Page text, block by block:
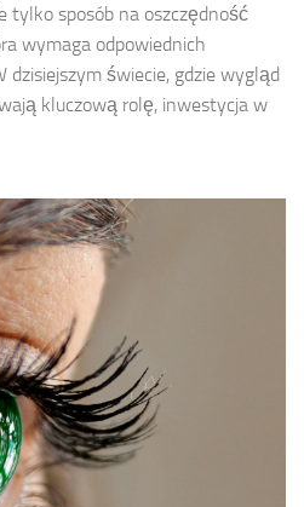
tylko sposób na oszczędność
wymaga odpowiednich
dzisiejszym świecie, gdzie wygląd
kluczową rolę, inwestycja w